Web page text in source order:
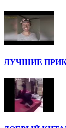
ЛУЧШИЕ